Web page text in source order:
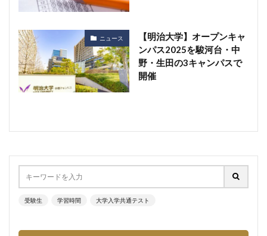
ニュース
【明治大学】オープンキャ
ンパス2025を駿河台・中
野・生田の3キャンパスで
開催
受験生 学習時間 大学入学共通テスト